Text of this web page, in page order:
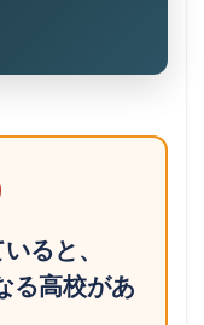
ると、
る高校があ